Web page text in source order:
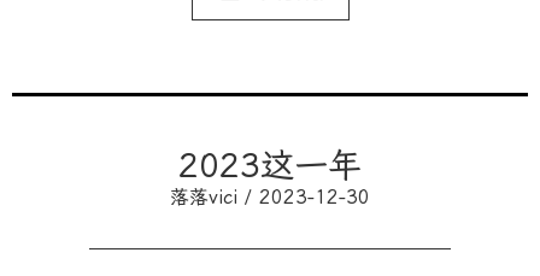
2023这一年
落落vici / 2023-12-30